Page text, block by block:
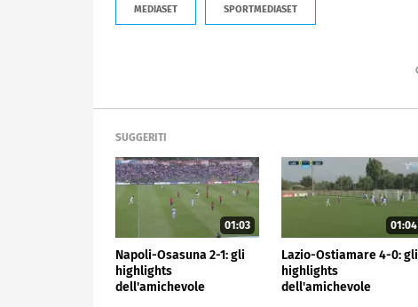
MEDIASET SPORTMEDIASET
SUGGERITI
01:03
Napoli-Osasuna 2-1: gli
highlights
dell'amichevole
01:04
Lazio-Ostiamare 4-0: gli
highlights
dell'amichevole